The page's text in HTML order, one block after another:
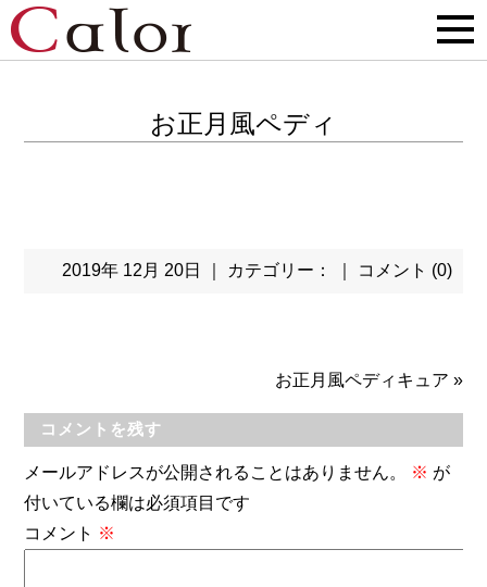
お正月風ペディ
2019年 12月 20日 ｜ カテゴリー： ｜ コメント (0)
お正月風ペディキュア »
コメントを残す
メールアドレスが公開されることはありません。 ※ が
付いている欄は必須項目です
コメント ※